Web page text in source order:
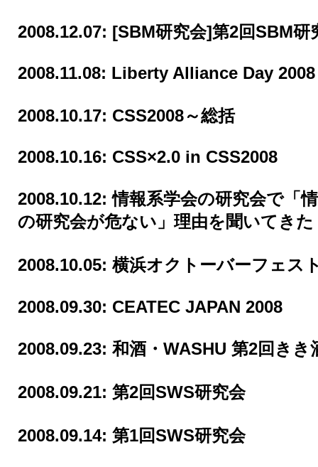
2008.12.07: [SBM研究会]第2回SBM研
2008.11.08: Liberty Alliance Day 2008
2008.10.17: CSS2008～総括
2008.10.16: CSS×2.0 in CSS2008
2008.10.12:情報系学会の研究会で「
の研究会が危ない」理由を聞いてきた
2008.10.05: 横浜オクトーバーフェス
2008.09.30: CEATEC JAPAN 2008
2008.09.23: 和酒・WASHU 第2回きき
2008.09.21: 第2回SWS研究会
2008.09.14: 第1回SWS研究会